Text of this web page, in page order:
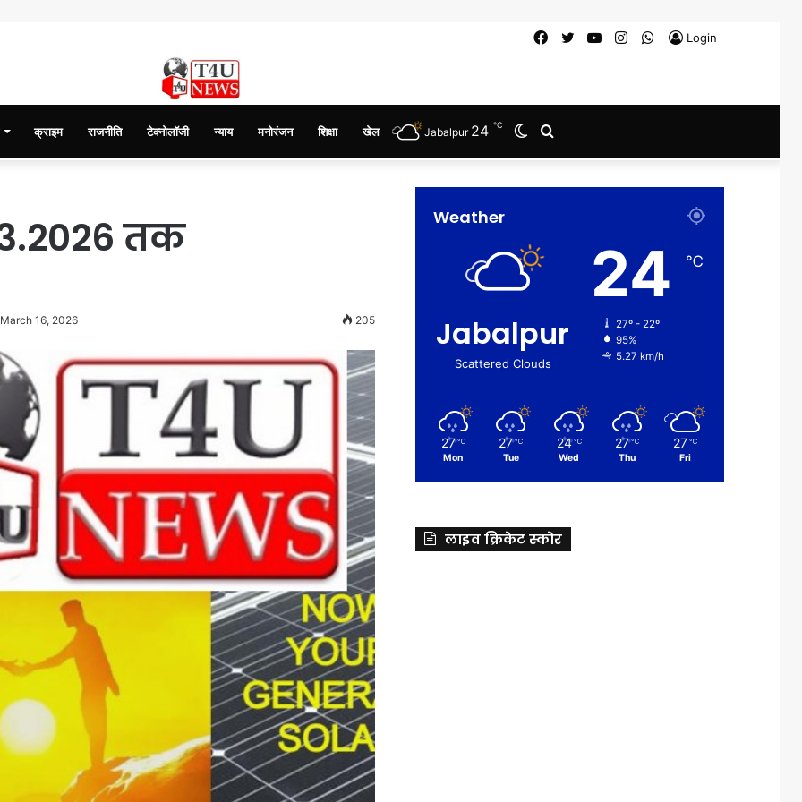
Login
WhatsApp
Instagram
YouTube
Twitter
Facebook
क्राइम राजनीति टेक्नोलॉजी न्याय मनोरंजन शिक्षा खेल
for
Switch
skin
Jabalpur 24 ℃
तक
16, 2026 205
Weather
Jabalpur
Scattered Clouds
24 ℃
27º - 22º
95%
5.27 km/h
27 ℃
Mon
27 ℃
Tue
24 ℃
Wed
27 ℃
Thu
27 ℃
Fri
लाइव क्रिकेट स्कोर